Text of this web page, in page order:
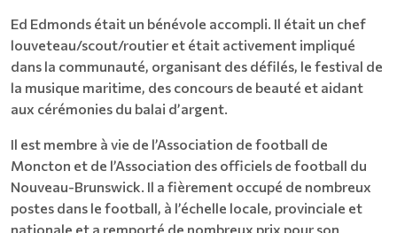
Ed Edmonds était un bénévole accompli. Il était un chef
louveteau/scout/routier et était activement impliqué
dans la communauté, organisant des défilés, le festival de
la musique maritime, des concours de beauté et aidant
aux cérémonies du balai d’argent.
Il est membre à vie de l’Association de football de
Moncton et de l’Association des officiels de football du
Nouveau-Brunswick. Il a fièrement occupé de nombreux
postes dans le football, à l’échelle locale, provinciale et
nationale et a remporté de nombreux prix pour son